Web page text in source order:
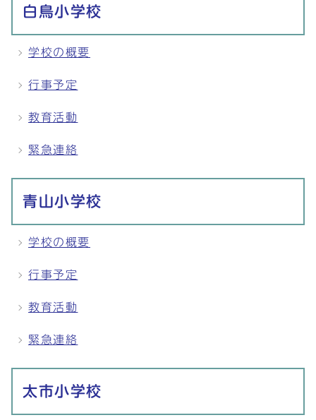
白鳥小学校
学校の概要
行事予定
教育活動
緊急連絡
青山小学校
学校の概要
行事予定
教育活動
緊急連絡
太市小学校